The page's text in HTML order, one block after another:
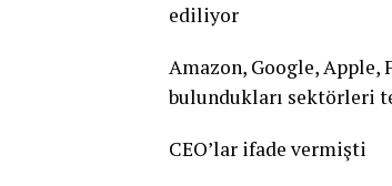
ediliyor
Amazon, Google, Apple,
bulundukları sektörleri
CEO’lar ifade vermişti